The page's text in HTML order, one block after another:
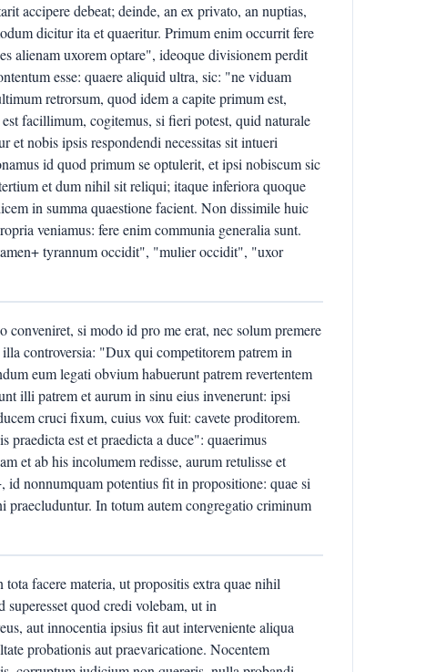
accipere debeat; deinde, an ex privato, an nuptias,
dicitur ita et quaeritur. Primum enim occurrit fere
alienam uxorem optare", ideoque divisionem perdit
esse: quaere aliquid ultra, sic: "ne viduam
retrorsum, quod idem a capite primum est,
facillimum, cogitemus, si fieri potest, quid naturale
et nobis ipsis respondendi necessitas sit intueri
id quod primum se optulerit, et ipsi nobiscum sic
et dum nihil sit reliqui; itaque inferiora quoque
in summa quaestione facient. Non dissimile huic
veniamus: fere enim communia generalia sunt.
tyrannum occidit", "mulier occidit", "uxor
conveniret, si modo id pro me erat, nec solum premere
controversia: "Dux qui competitorem patrem in
eum legati obvium habuerunt patrem revertentem
illi patrem et aurum in sinu eius invenerunt: ipsi
cruci fixum, cuius vox fuit: cavete proditorem.
est et praedicta a duce": quaerimus
et ab his incolumem redisse, aurum retulisse et
nonnumquam potentius fit in propositione: quae si
praecluduntur. In totum autem congregatio criminum
facere materia, ut propositis extra quae nihil
superesset quod credi volebam, ut in
aut innocentia ipsius fit aut interveniente aliqua
probationis aut praevaricatione. Nocentem